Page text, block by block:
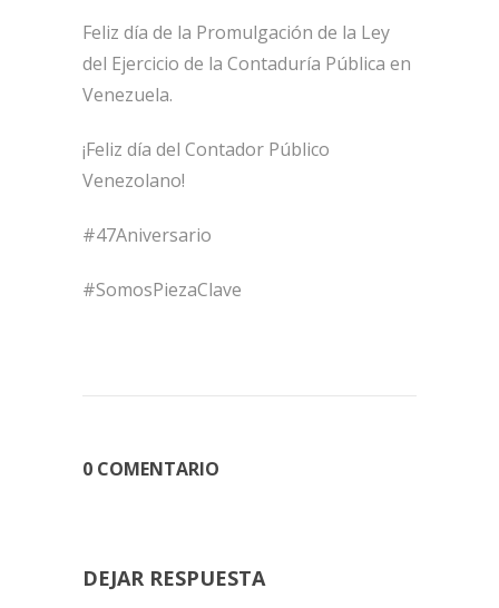
Feliz día de la Promulgación de la Ley
del Ejercicio de la Contaduría Pública en
Venezuela.
¡Feliz día del Contador Público
Venezolano!
#47Aniversario
#SomosPiezaClave
0 COMENTARIO
DEJAR RESPUESTA